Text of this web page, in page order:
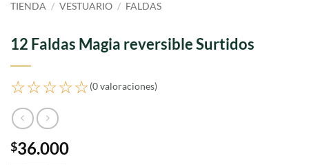
TIENDA / VESTUARIO / FALDAS
12 Faldas Magia reversible Surtidos
☆☆☆☆☆(0 valoraciones)
$36.000